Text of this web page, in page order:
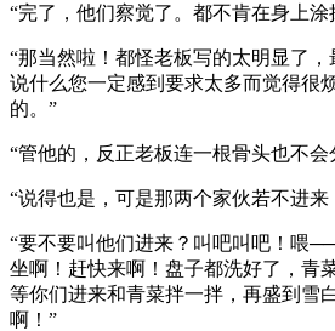
“完了，他们察觉了。都不肯在身上涂
“那当然啦！都怪老板写的太明显了，
说什么您一定感到要求太多而觉得很
的。”
“管他的，反正老板连一根骨头也不会
“说得也是，可是那两个家伙若不进
“要不要叫他们进来？叫吧叫吧！喂
坐啊！赶快来啊！盘子都洗好了，青
等你们进来和青菜拌一拌，再盛到雪
啊！”